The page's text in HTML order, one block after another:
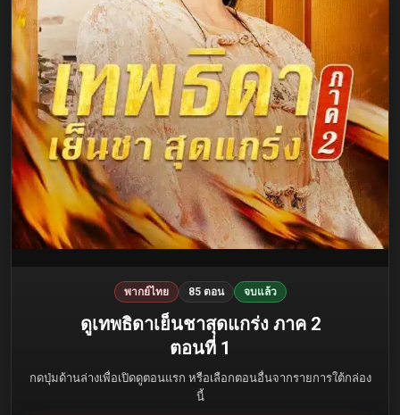
พากย์ไทย 85 ตอน จบแล้ว
ดูเทพธิดาเย็นชาสุดแกร่ง ภาค 2
ตอนที่ 1
กดปุ่มด้านล่างเพื่อเปิดดูตอนแรก หรือเลือกตอนอื่นจากรายการใต้กล่อง
นี้